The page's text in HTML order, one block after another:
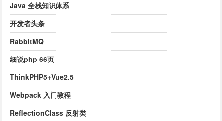
Java 全栈知识体系
开发者头条
RabbitMQ
细说php 66页
ThinkPHP5+Vue2.5
Webpack 入门教程
ReflectionClass 反射类